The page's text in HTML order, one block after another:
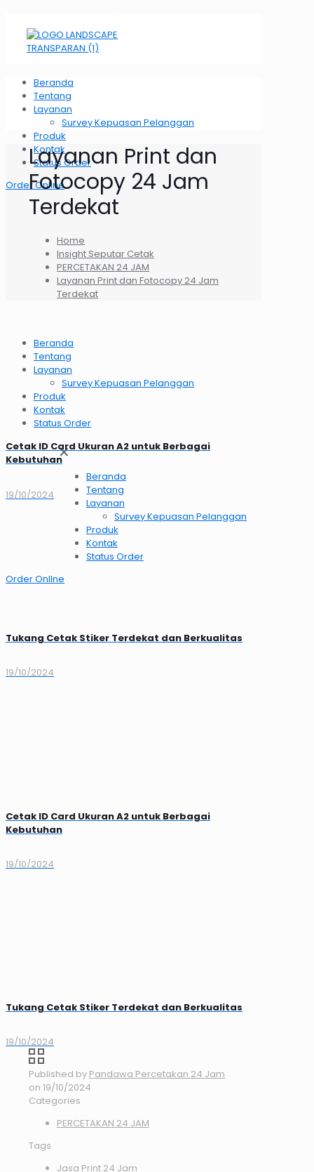
Beranda
Tentang
Layanan
Survey Kepuasan Pelanggan
Produk
Kontak
Status Order
Order Online
Beranda
Tentang
Layanan
Survey Kepuasan Pelanggan
Produk
Kontak
Status Order
✕
Beranda
Tentang
Layanan
Survey Kepuasan Pelanggan
Produk
Kontak
Status Order
Order OnlIne
Layanan Print dan
Fotocopy 24 Jam
Terdekat
Home
Insight Seputar Cetak
PERCETAKAN 24 JAM
Layanan Print dan Fotocopy 24 Jam
Terdekat
Cetak ID Card Ukuran A2 untuk Berbagai
Kebutuhan
19/10/2024
Tukang Cetak Stiker Terdekat dan Berkualitas
19/10/2024
Cetak ID Card Ukuran A2 untuk Berbagai
Kebutuhan
19/10/2024
Tukang Cetak Stiker Terdekat dan Berkualitas
19/10/2024
Published by Pandawa Percetakan 24 Jam
on 19/10/2024
Categories
PERCETAKAN 24 JAM
Tags
Jasa Print 24 Jam